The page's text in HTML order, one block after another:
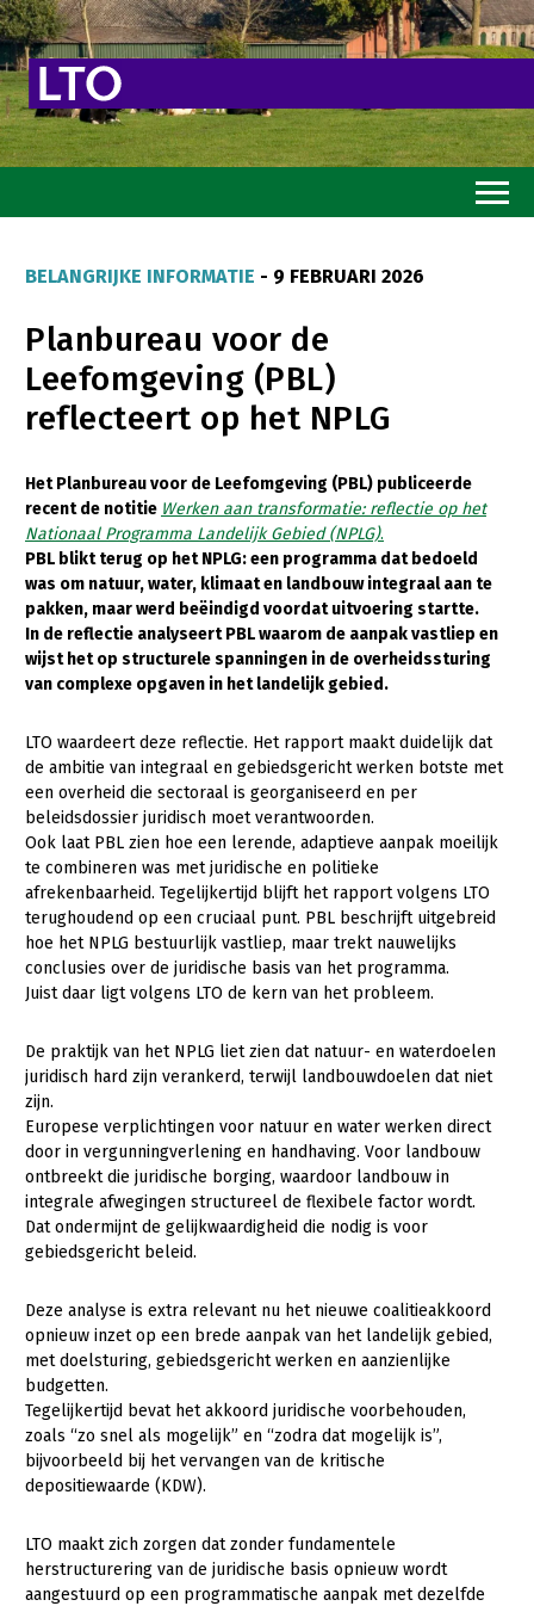
Goed eten
Mooi groen
Sterk ondernemerschap
Transitiepaden
Thema’s
Gezonde planten
Gezonde dieren
Natuur, klimaat en energie
Platteland en omgeving
Mens, ondernemerschap en onderwijs
Internationaal
Sectoren
Dier
Biologische Landbouw
Kalverhouderij
Melkveehouderij
Paardenhouderij
Pluimveehouderij
Varkenshouderij
Vleesveehouderij
Plant
Biologische Landbouw
Bomen, vaste planten en zomerbloemen
Fruitteelt
Glastuinbouw
Vollegrondsgroente
Multifunctioneel
Onderwerpen
Nieuws
Nieuwsabonnement
Webinars
Over LTO
LTO Nederland
Mensen
Bestuur en Directie
Medewerkers
Vakgroepbestuurders
Jaarverslag 2023
Vacatures
Pers
BELANGRIJKE INFORMATIE - 9 FEBRUARI 2026
Planbureau voor de
Leefomgeving (PBL)
reflecteert op het NPLG
Het Planbureau voor de Leefomgeving (PBL) publiceerde
recent de notitie Werken aan transformatie: reflectie op het
Nationaal Programma Landelijk Gebied (NPLG).
PBL blikt terug op het NPLG: een programma dat bedoeld
was om natuur, water, klimaat en landbouw integraal aan te
pakken, maar werd beëindigd voordat uitvoering startte.
In de reflectie analyseert PBL waarom de aanpak vastliep en
wijst het op structurele spanningen in de overheidssturing
van complexe opgaven in het landelijk gebied.
LTO waardeert deze reflectie. Het rapport maakt duidelijk dat
de ambitie van integraal en gebiedsgericht werken botste met
een overheid die sectoraal is georganiseerd en per
beleidsdossier juridisch moet verantwoorden.
Ook laat PBL zien hoe een lerende, adaptieve aanpak moeilijk
te combineren was met juridische en politieke
afrekenbaarheid. Tegelijkertijd blijft het rapport volgens LTO
terughoudend op een cruciaal punt. PBL beschrijft uitgebreid
hoe het NPLG bestuurlijk vastliep, maar trekt nauwelijks
conclusies over de juridische basis van het programma.
Juist daar ligt volgens LTO de kern van het probleem.
De praktijk van het NPLG liet zien dat natuur- en waterdoelen
juridisch hard zijn verankerd, terwijl landbouwdoelen dat niet
zijn.
Europese verplichtingen voor natuur en water werken direct
door in vergunningverlening en handhaving. Voor landbouw
ontbreekt die juridische borging, waardoor landbouw in
integrale afwegingen structureel de flexibele factor wordt.
Dat ondermijnt de gelijkwaardigheid die nodig is voor
gebiedsgericht beleid.
Deze analyse is extra relevant nu het nieuwe coalitieakkoord
opnieuw inzet op een brede aanpak van het landelijk gebied,
met doelsturing, gebiedsgericht werken en aanzienlijke
budgetten.
Tegelijkertijd bevat het akkoord juridische voorbehouden,
zoals “zo snel als mogelijk” en “zodra dat mogelijk is”,
bijvoorbeeld bij het vervangen van de kritische
depositiewaarde (KDW).
LTO maakt zich zorgen dat zonder fundamentele
herstructurering van de juridische basis opnieuw wordt
aangestuurd op een programmatische aanpak met dezelfde